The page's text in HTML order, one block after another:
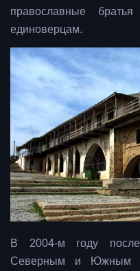
православные
единоверцам.
В 2004-м году
Северным и Южным